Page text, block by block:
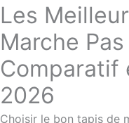
Les
Marche
Comparatif
2026
Choisir le bon tapis de